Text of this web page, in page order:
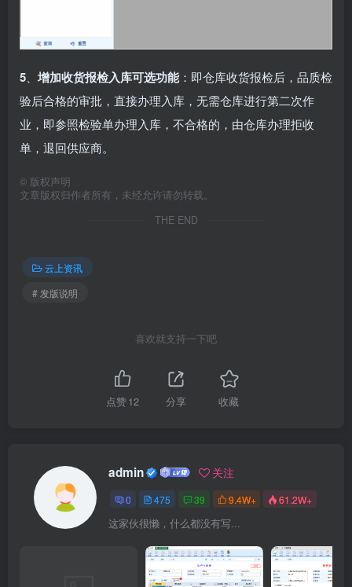
5 增加收货报检入库可选功能：即仓库收货报检后，品质检
验后合格的审批，直接办理入库，无需仓库进行第二次作
业，即参照检验单办理入库，不合格的，由仓库办理拒收
单，退回供应商。
© 版权声明
文章版权归作者所有，未经允许请勿转载。
THE END
云上资讯
# 发版说明
喜欢就支持一下吧
点赞12 分享 收藏
admin 关注
0 475 39 9.4W+ 61.2W+
这家伙很懒，什么都没有写...